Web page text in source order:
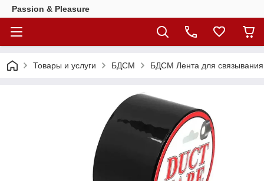
Passion & Pleasure
Товары и услуги БДСМ БДСМ Лента для связывания